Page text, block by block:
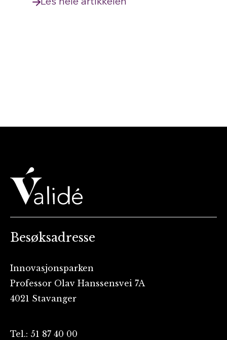
Besøksadresse
Innovasjonsparken
Professor Olav Hanssensvei 7A
4021 Stavanger
Tel.: 51 87 40 00